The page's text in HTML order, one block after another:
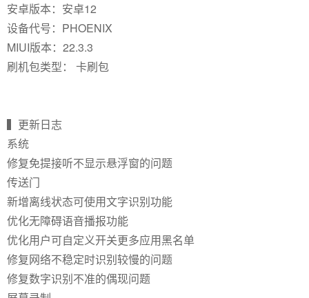
安卓版本：安卓12
设备代号：PHOENIX
MIUI版本：22.3.3
刷机包类型： 卡刷包
▍更新日志
系统
修复免提接听不显示悬浮窗的问题
传送门
新增离线状态可使用文字识别功能
优化无障碍语音播报功能
优化用户可自定义开关更多应用黑名单
修复网络不稳定时识别较慢的问题
修复数字识别不准的偶现问题